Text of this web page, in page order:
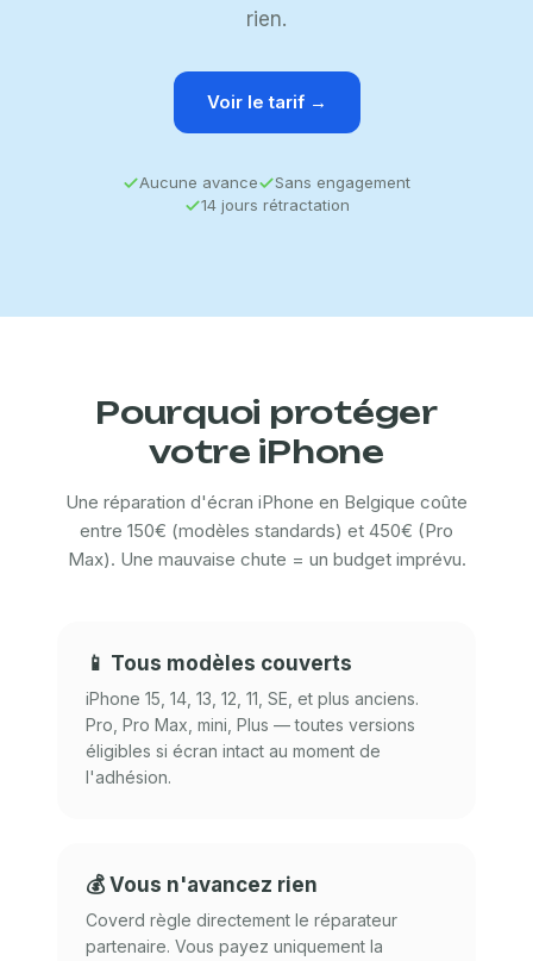
rien.
Voir le tarif →
Aucune avance
Sans engagement
14 jours rétractation
Pourquoi protéger
votre iPhone
Une réparation d'écran iPhone en Belgique coûte
entre 150€ (modèles standards) et 450€ (Pro
Max). Une mauvaise chute = un budget imprévu.
📱 Tous modèles couverts
iPhone 15, 14, 13, 12, 11, SE, et plus anciens.
Pro, Pro Max, mini, Plus — toutes versions
éligibles si écran intact au moment de
l'adhésion.
💰 Vous n'avancez rien
Coverd règle directement le réparateur
partenaire. Vous payez uniquement la